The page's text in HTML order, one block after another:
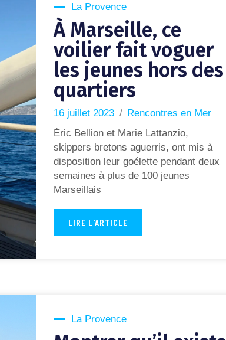
La Provence
À Marseille, ce
voilier fait voguer
les jeunes hors des
quartiers
16 juillet 2023
Rencontres en Mer
Éric Bellion et Marie Lattanzio,
skippers bretons aguerris, ont mis à
disposition leur goélette pendant deux
semaines à plus de 100 jeunes
Marseillais
LIRE L'ARTICLE
La Provence